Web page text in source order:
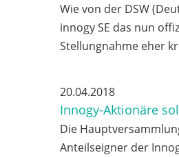
Wie von der DSW
innogy SE das nun
Stellungnahme eher
20.04.2018
Innogy-Aktionäre
Die
Anteilseigner der